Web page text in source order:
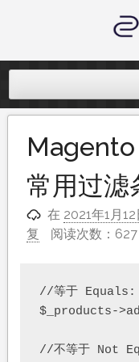
内
记录
常用过滤
在 2021年1月12
复
阅读次数：
//等于
$_products-
//不等于 Not